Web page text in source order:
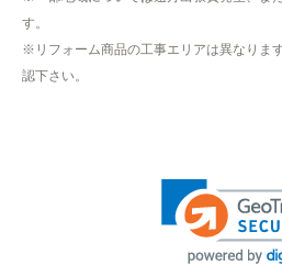
す。
※リフォーム商品の工事エリアは異なりま
認下さい。